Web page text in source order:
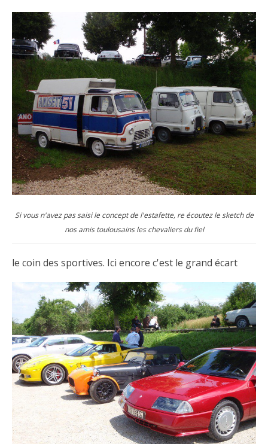
Si vous n'avez pas saisi le concept de l'estafette, re écoutez le sketch de
nos amis toulousains les chevaliers du fiel
le coin des sportives. Ici encore c'est le grand écart